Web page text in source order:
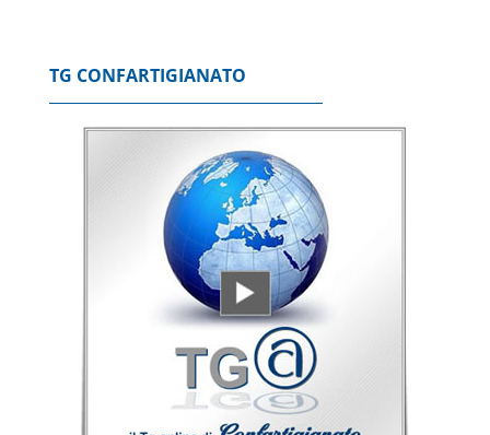
ridosso dei 77 punti base
Borsa: l'Europa chiude positiva, Francoforte
Borsa: Milano chiude piatta a +0,06%, in luce
'Possibili crepe nella fusoliera', Usa ordinano
TG CONFARTIGIANATO